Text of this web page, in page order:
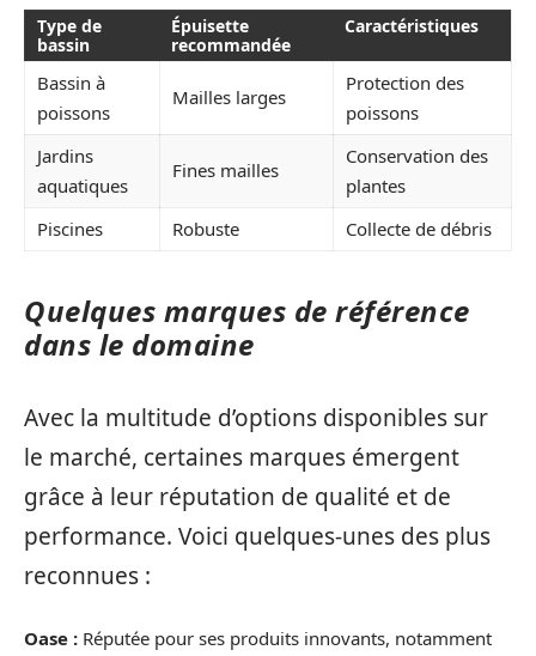
Type de
bassin
Épuisette
recommandée
Caractéristiques
Bassin à
poissons
Mailles larges
Protection des
poissons
Jardins
aquatiques
Fines mailles
Conservation des
plantes
Piscines
Robuste Collecte de débris
Quelques marques de référence
dans le domaine
Avec la multitude d’options disponibles sur
le marché, certaines marques émergent
grâce à leur réputation de qualité et de
performance. Voici quelques-unes des plus
reconnues :
Oase : Réputée pour ses produits innovants, notamment